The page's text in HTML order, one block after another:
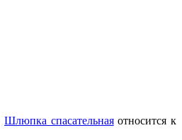
Шлюпка спасательнаяотносится к